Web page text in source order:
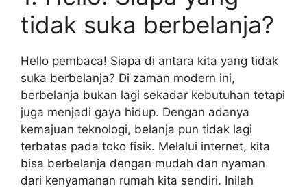
tidak suka berbelanja?
Hello pembaca! Siapa di antara kita yang tidak
suka berbelanja? Di zaman modern ini,
berbelanja bukan lagi sekadar kebutuhan tetapi
juga menjadi gaya hidup. Dengan adanya
kemajuan teknologi, belanja pun tidak lagi
terbatas pada toko fisik. Melalui internet, kita
bisa berbelanja dengan mudah dan nyaman
dari kenyamanan rumah kita sendiri. Inilah